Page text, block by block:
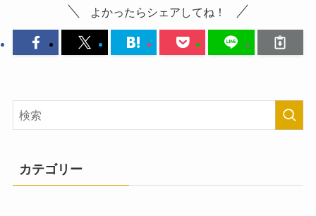
よかったらシェアしてね！
カテゴリー